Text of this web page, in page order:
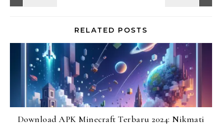
RELATED POSTS
Download APK Minecraft Terbaru 2024: Nikmati